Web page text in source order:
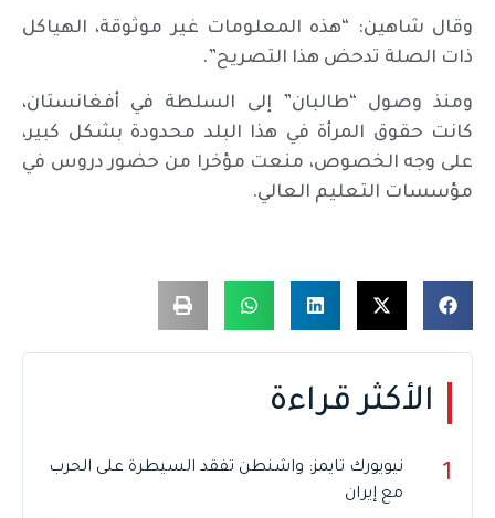
وقال شاهين: “هذه المعلومات غير موثوقة، الهياكل
ذات الصلة تدحض هذا التصريح”.
ومنذ وصول “طالبان” إلى السلطة في أفغانستان،
كانت حقوق المرأة في هذا البلد محدودة بشكل كبير،
على وجه الخصوص، منعت مؤخرا من حضور دروس في
مؤسسات التعليم العالي.
الأكثر قراءة
1
نيويورك تايمز: واشنطن تفقد السيطرة على الحرب
مع إيران